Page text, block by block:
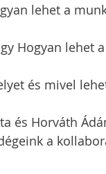
lehet a
Hogyan lehet
és mivel
és Horváth
a